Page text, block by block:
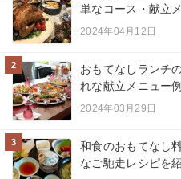
単なコース・献立
2024年04月12日
2
おもてなしランチ
れな献立メニュー
2024年03月29日
3
和食のおもてなし
なご馳走レシピを